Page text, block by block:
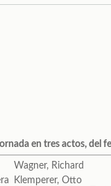
en tres actos, del
Wagner, Richard
Klemperer, Otto